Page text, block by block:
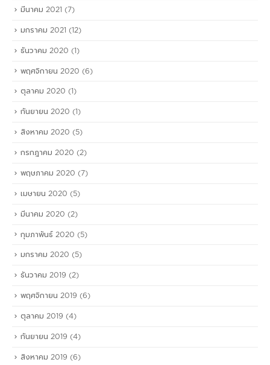
มีนาคม 2021 (7)
มกราคม 2021 (12)
ธันวาคม 2020 (1)
พฤศจิกายน 2020 (6)
ตุลาคม 2020 (1)
กันยายน 2020 (1)
สิงหาคม 2020 (5)
กรกฎาคม 2020 (2)
พฤษภาคม 2020 (7)
เมษายน 2020 (5)
มีนาคม 2020 (2)
กุมภาพันธ์ 2020 (5)
มกราคม 2020 (5)
ธันวาคม 2019 (2)
พฤศจิกายน 2019 (6)
ตุลาคม 2019 (4)
กันยายน 2019 (4)
สิงหาคม 2019 (6)